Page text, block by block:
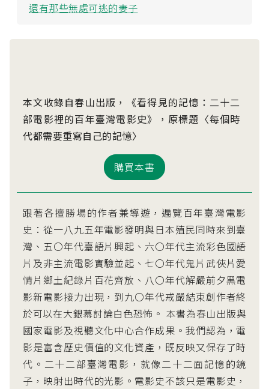
還有那些無處可逃的妻子
本文收錄自春山出版，《看得見的記憶：二十二
部電影裡的百年臺灣電影史》，原標題〈每個時
代都需要重寫自己的記憶〉
購買本書
跟著各擅勝場的作者兼導遊，遍覽百年臺灣電影
史：從一八九五年電影發明與日本殖民同時來到臺
灣、五〇年代臺語片興起、六〇年代主流彩色國語
片及非主流電影實驗並起、七〇年代鬼片武俠片愛
情片鄉土紀錄片百花齊放、八〇年代解嚴前夕黑電
影新電影接力出現，到九〇年代戒嚴結束創作者終
於可以在大銀幕討論白色恐怖。 本書為春山出版與
國家電影及視聽文化中心合作成果。我們認為，電
影是富含歷史價值的文化資產，既反映又保存了時
代。二十二部臺灣電影，就像二十二面記憶的鏡
子，映射出時代的光影。電影史不該只是電影史，